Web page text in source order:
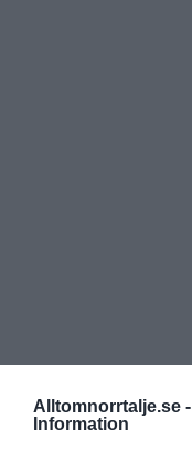
Alltomnorrtalje.se -
Information